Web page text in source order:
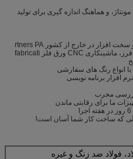
و هماهنگ اندازه گیری برای تولید
• خطوط تولید کامل برای چرخش سفارشی، فرز، ماشینکاری CNC ورق فلز fabricati
انواع رنگ های سفارشی
مجرب
ما برای رقابتی ماندن
که ساخت کار شما آسان است!
فولاد ضد زنگ و غیره